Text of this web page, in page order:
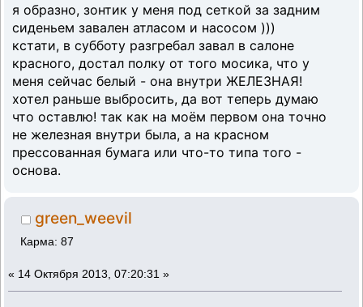
я образно, зонтик у меня под сеткой за задним
сиденьем завален атласом и насосом )))
кстати, в субботу разгребал завал в салоне
красного, достал полку от того мосика, что у
меня сейчас белый - она внутри ЖЕЛЕЗНАЯ!
хотел раньше выбросить, да вот теперь думаю
что оставлю! так как на моём первом она точно
не железная внутри была, а на красном
прессованная бумага или что-то типа того -
основа.
green_weevil
Карма: 87
« 14 Октября 2013, 07:20:31 »